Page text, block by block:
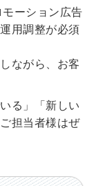
ーション広告
用調整が必須
ながら、お客
る」「新しい
担当者様はぜ